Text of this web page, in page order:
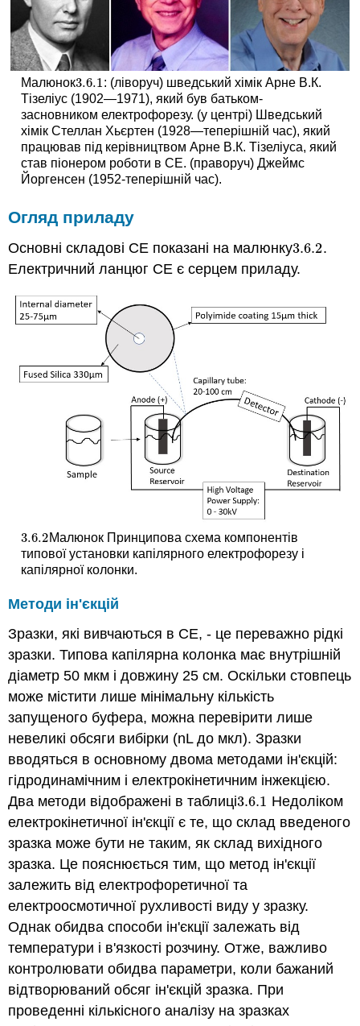
Малюнок3.6.1
3.6.1: (ліворуч) шведський хімік Арне В.К.
Тізеліус (1902—1971), який був батьком-
засновником електрофорезу. (у центрі) Шведський
хімік Стеллан Хьєртен (1928—теперішній час), який
працював під керівництвом Арне В.К. Тізеліуса, який
став піонером роботи в CE. (праворуч) Джеймс
Йоргенсен (1952-теперішній час).
Огляд приладу
Основні складові СЕ показані на малюнку3.6.2
3.6.2.
Електричний ланцюг СЕ є серцем приладу.
3.6.2
3.6.2Малюнок Принципова схема компонентів
типової установки капілярного електрофорезу і
капілярної колонки.
Методи ін'єкцій
Зразки, які вивчаються в CE, - це переважно рідкі
зразки. Типова капілярна колонка має внутрішній
діаметр 50 мкм і довжину 25 см. Оскільки стовпець
може містити лише мінімальну кількість
запущеного буфера, можна перевірити лише
невеликі обсяги вибірки (nL до мкл). Зразки
вводяться в основному двома методами ін'єкцій:
гідродинамічним і електрокінетичним інжекцією.
Два методи відображені в таблиці3.6.1
3.6.1 Недоліком
електрокінетичної ін'єкції є те, що склад введеного
зразка може бути не таким, як склад вихідного
зразка. Це пояснюється тим, що метод ін'єкції
залежить від електрофоретичної та
електроосмотичної рухливості виду у зразку.
Однак обидва способи ін'єкції залежать від
температури і в'язкості розчину. Отже, важливо
контролювати обидва параметри, коли бажаний
відтворюваний обсяг ін'єкцій зразка. При
проведенні кількісного аналізу на зразках